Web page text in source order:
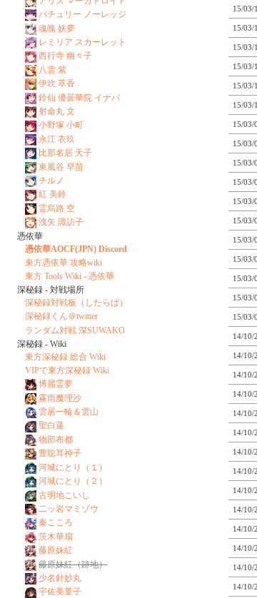
15/03/
15/03/
15/03/
15/03/
15/03/
15/03/
15/03/
15/03/
15/03/
15/03/
15/03/
15/03/
15/03/
15/03/
15/03/
15/03/
15/03/
14/10/
14/10/
14/10/
14/10/
14/10/
14/10/
14/10/
14/10/
14/10/
14/10/
14/10/
14/10/
14/10/
14/10/
パチュリー ノーレッジ
魂魄 妖夢
レミリア スカーレット
西行寺 幽々子
八雲 紫
伊吹 萃香
鈴仙 優曇華院 イナバ
射命丸 文
小野塚 小町
永江 衣玖
比那名居 天子
東風谷 早苗
チルノ
紅 美鈴
霊烏路 空
洩矢 諏訪子
憑依華
憑依華AOCF(JPN) Discord
東方憑依華 攻略wiki
東方 Tools Wiki - 憑依華
深秘録 - 対戦場所
深秘録対戦板（したらば）
深秘録くん＠twitter
ランダム対戦 深SUWAKO
深秘録 - Wiki
東方深秘録 総合 Wiki
VIPで東方深秘録 Wiki
博麗霊夢
霧雨魔理沙
雲居一輪＆雲山
聖白蓮
物部布都
豊聡耳神子
河城にとり（１）
河城にとり（２）
古明地こいし
二ッ岩マミゾウ
秦こころ
茨木華扇
藤原妹紅
藤原妹紅（跡地）
少名針妙丸
宇佐美菫子